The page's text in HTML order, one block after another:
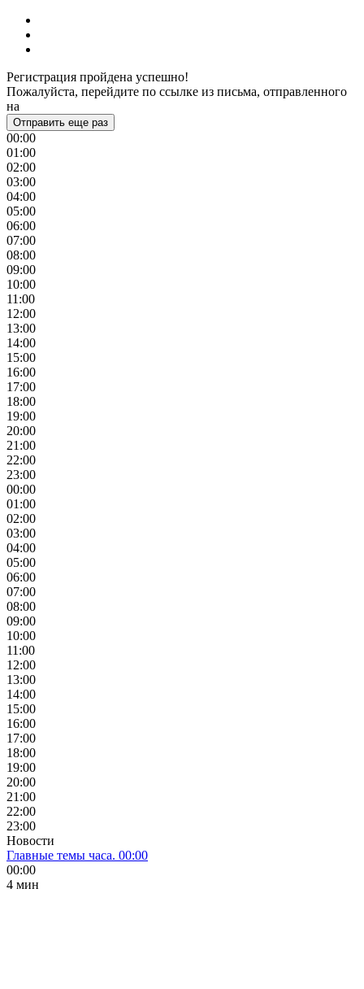
Регистрация пройдена успешно!
Пожалуйста, перейдите по ссылке из письма, отправленного
на
Отправить еще раз
00:00
01:00
02:00
03:00
04:00
05:00
06:00
07:00
08:00
09:00
10:00
11:00
12:00
13:00
14:00
15:00
16:00
17:00
18:00
19:00
20:00
21:00
22:00
23:00
00:00
01:00
02:00
03:00
04:00
05:00
06:00
07:00
08:00
09:00
10:00
11:00
12:00
13:00
14:00
15:00
16:00
17:00
18:00
19:00
20:00
21:00
22:00
23:00
Новости
Главные темы часа. 00:00
00:00
4 мин